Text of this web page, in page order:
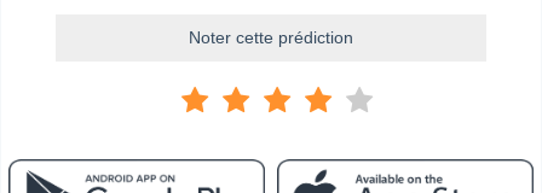
Noter cette prédiction